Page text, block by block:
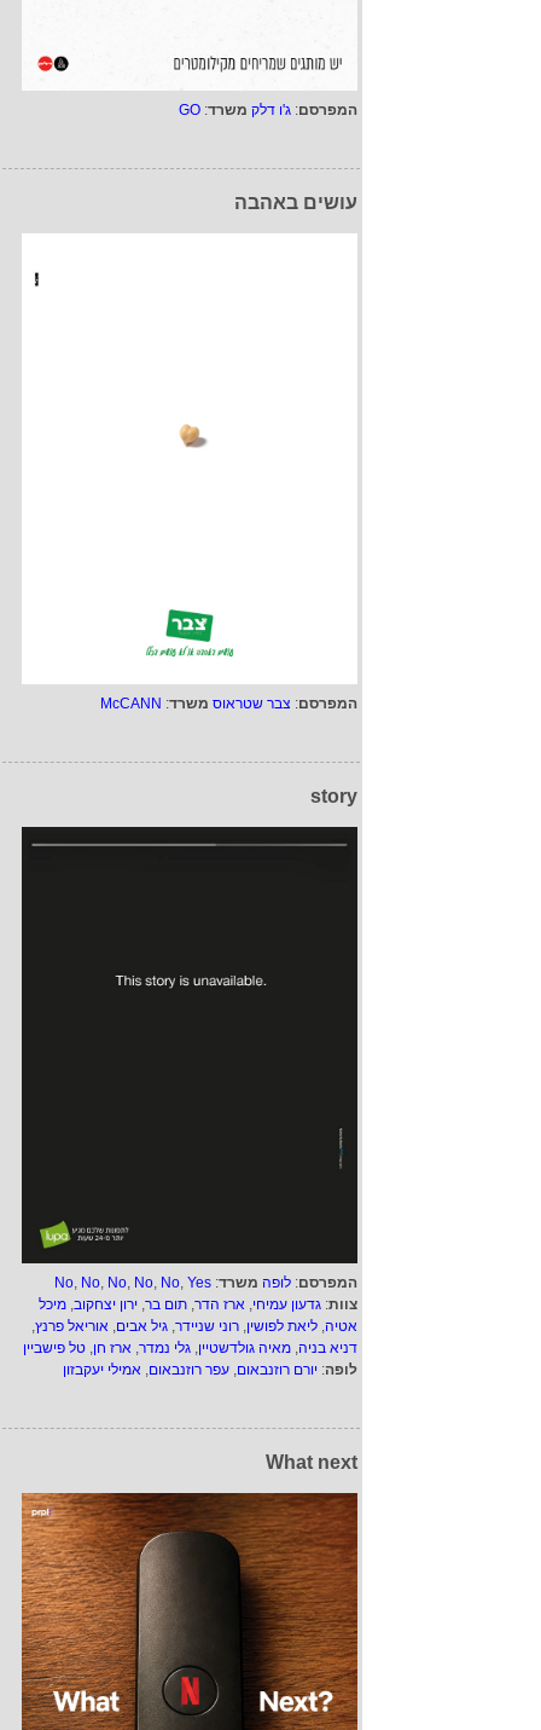
המפרסם: ג'ו דלק משרד:
GO
עושים באהבה
המפרסם: צבר שטראוס משרד:
McCANN
story
המפרסם: לופה משרד:
No, No, No, No, No, Yes
צוות: גדעון עמיחי, ארז הדר, תום בר, ירון יצחקוב, מיכל
אטיה, ליאת לפושין, רוני שניידר, גיל אבים, אוריאל פרנץ,
דניא בניה, מאיה גולדשטיין, גלי נמדר, ארז חן, טל פישביין
לופה: יורם רוזנבאום, עפר רוזנבאום, אמילי יעקבזון
What next